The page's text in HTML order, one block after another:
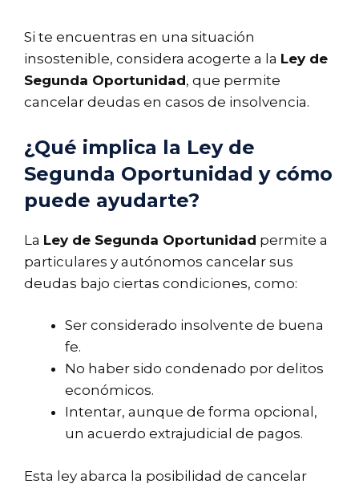
Si te encuentras en una situación
insostenible, considera acogerte a la Ley de
Segunda Oportunidad, que permite
cancelar deudas en casos de insolvencia.
¿Qué implica la Ley de
Segunda Oportunidad y cómo
puede ayudarte?
La Ley de Segunda Oportunidad permite a
particulares y autónomos cancelar sus
deudas bajo ciertas condiciones, como:
Ser considerado insolvente de buena
fe.
No haber sido condenado por delitos
económicos.
Intentar, aunque de forma opcional,
un acuerdo extrajudicial de pagos.
Esta ley abarca la posibilidad de cancelar